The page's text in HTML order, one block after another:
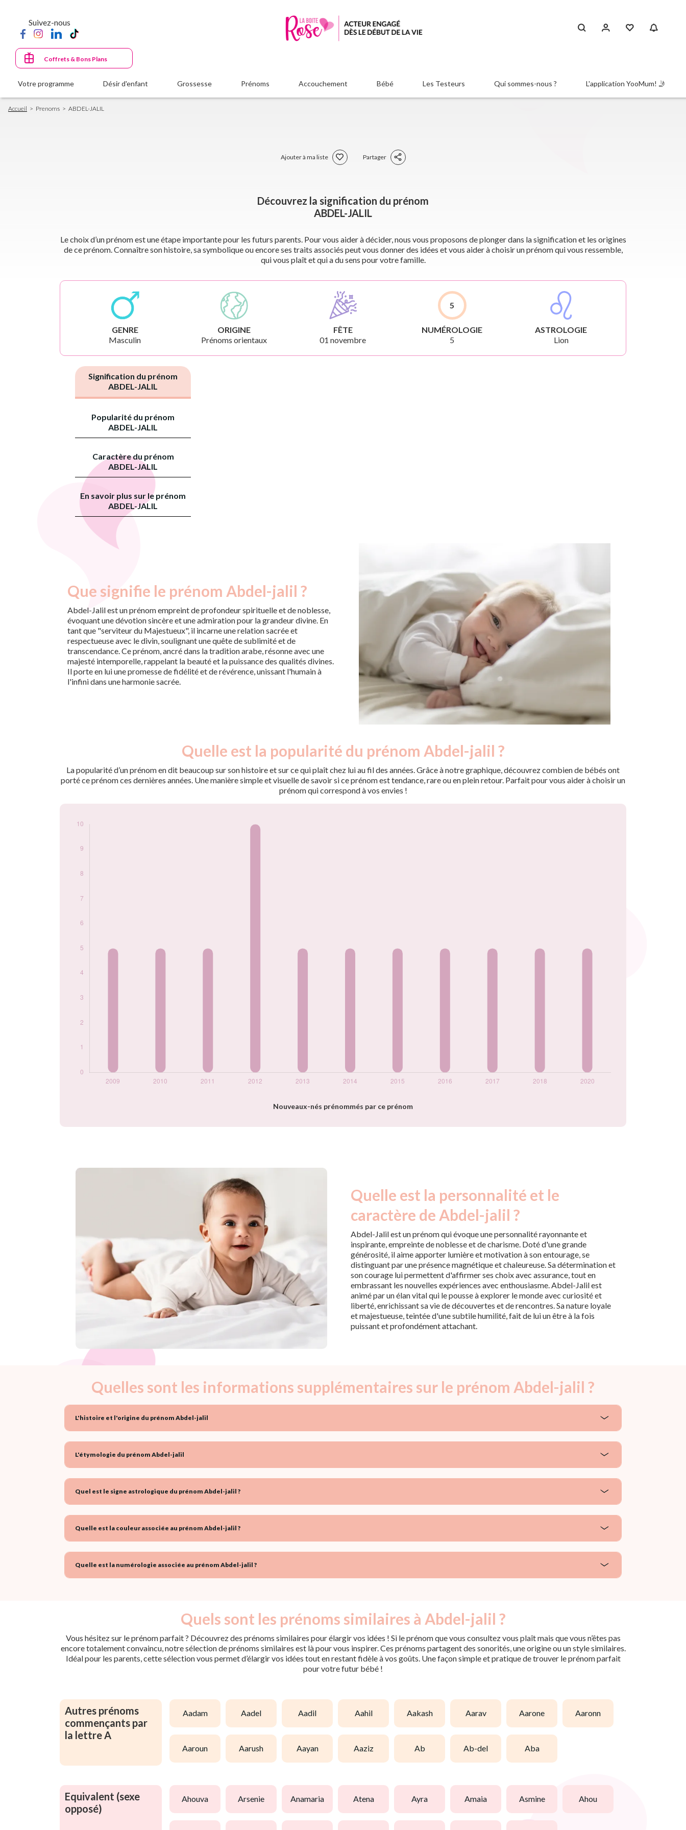
principal
Suivez-nous
Coffrets & Bons Plans
Votre programme Désir d'enfant Grossesse Prénoms Accouchement Bébé Les Testeurs Qui sommes-nous ? L'application YooMum! 🤳
Fil
d'Ariane
Accueil Prenoms ABDEL-JALIL
Ajouter à ma liste Partager
Découvrez la signification du prénom
ABDEL-JALIL
Le choix d’un prénom est une étape importante pour les futurs parents. Pour vous aider à décider, nous vous proposons de plonger dans la signification et les origines
de ce prénom. Connaître son histoire, sa symbolique ou encore ses traits associés peut vous donner des idées et vous aider à choisir un prénom qui vous ressemble,
qui vous plaît et qui a du sens pour votre famille.
GENRE
Masculin
ORIGINE
Prénoms orientaux
FÊTE
01 novembre
5
NUMÉROLOGIE
5
ASTROLOGIE
Lion
Signification du prénom
ABDEL-JALIL
Popularité du prénom
ABDEL-JALIL
Caractère du prénom
ABDEL-JALIL
En savoir plus sur le prénom
ABDEL-JALIL
Que signifie le prénom Abdel-jalil ?
Abdel-Jalil est un prénom empreint de profondeur spirituelle et de noblesse,
évoquant une dévotion sincère et une admiration pour la grandeur divine. En
tant que "serviteur du Majestueux", il incarne une relation sacrée et
respectueuse avec le divin, soulignant une quête de sublimité et de
transcendance. Ce prénom, ancré dans la tradition arabe, résonne avec une
majesté intemporelle, rappelant la beauté et la puissance des qualités divines.
Il porte en lui une promesse de fidélité et de révérence, unissant l'humain à
l'infini dans une harmonie sacrée.
Quelle est la popularité du prénom Abdel-jalil ?
La popularité d’un prénom en dit beaucoup sur son histoire et sur ce qui plaît chez lui au fil des années. Grâce à notre graphique, découvrez combien de bébés ont
porté ce prénom ces dernières années. Une manière simple et visuelle de savoir si ce prénom est tendance, rare ou en plein retour. Parfait pour vous aider à choisir un
prénom qui correspond à vos envies !
Nouveaux-nés prénommés par ce prénom
Popularité du
2009
5
2010
5
2014
5
Quelle est la personnalité et le
caractère de Abdel-jalil ?
Abdel-Jalil est un prénom qui évoque une personnalité rayonnante et
inspirante, empreinte de noblesse et de charisme. Doté d'une grande
générosité, il aime apporter lumière et motivation à son entourage, se
distinguant par une présence magnétique et chaleureuse. Sa détermination et
son courage lui permettent d'affirmer ses choix avec assurance, tout en
embrassant les nouvelles expériences avec enthousiasme. Abdel-Jalil est
animé par un élan vital qui le pousse à explorer le monde avec curiosité et
liberté, enrichissant sa vie de découvertes et de rencontres. Sa nature loyale
et majestueuse, teintée d'une subtile humilité, fait de lui un être à la fois
puissant et profondément attachant.
Quelles sont les informations supplémentaires sur le prénom Abdel-jalil ?
L'histoire et l'origine du prénom Abdel-jalil
L'étymologie du prénom Abdel-jalil
Quel est le signe astrologique du prénom Abdel-jalil ?
Quelle est la couleur associée au prénom Abdel-jalil ?
Quelle est la numérologie associée au prénom Abdel-jalil ?
Quels sont les prénoms similaires à Abdel-jalil ?
Vous hésitez sur le prénom parfait ? Découvrez des prénoms similaires pour élargir vos idées ! Si le prénom que vous consultez vous plaît mais que vous n’êtes pas
encore totalement convaincu, notre sélection de prénoms similaires est là pour vous inspirer. Ces prénoms partagent des sonorités, une origine ou un style similaires.
Idéal pour les parents, cette sélection vous permet d’élargir vos idées tout en restant fidèle à vos goûts. Une façon simple et pratique de trouver le prénom parfait
pour votre futur bébé !
Autres prénoms
commençants par
la lettre A
aadam aadel aadil aahil aakash aarav aarone aaronn
aaroun aarush aayan aaziz ab ab-del aba
Equivalent (sexe
opposé)
ahouva arsenie anamaria atena ayra amaia asmine ahou